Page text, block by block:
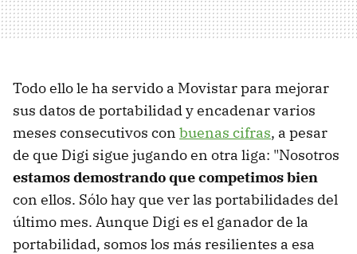
Todo ello le ha servido a Movistar para mejorar
sus datos de portabilidad y encadenar varios
meses consecutivos con buenas cifras, a pesar
de que Digi sigue jugando en otra liga: "Nosotros
estamos demostrando que competimos bien
con ellos. Sólo hay que ver las portabilidades del
último mes. Aunque Digi es el ganador de la
portabilidad, somos los más resilientes a esa